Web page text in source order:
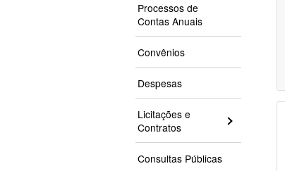
Processos de
Contas Anuais
Convênios
Despesas
Licitações e
Contratos
Consultas Públicas